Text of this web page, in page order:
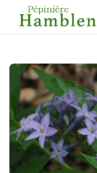
Accueil Boutique